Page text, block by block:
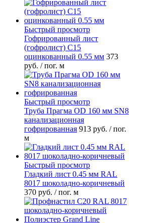
Быстрый просмотр
Гофрированный лист
(гофролист) С15
оцинкованный 0.55 мм 373
руб. / пог. м
Быстрый просмотр
Труба Прагма OD 160 мм SN8
канализационная
гофрированная 913 руб. / пог.
м
Быстрый просмотр
Гладкий лист 0.45 мм RAL
8017 шоколадно-коричневый
370 руб. / пог. м